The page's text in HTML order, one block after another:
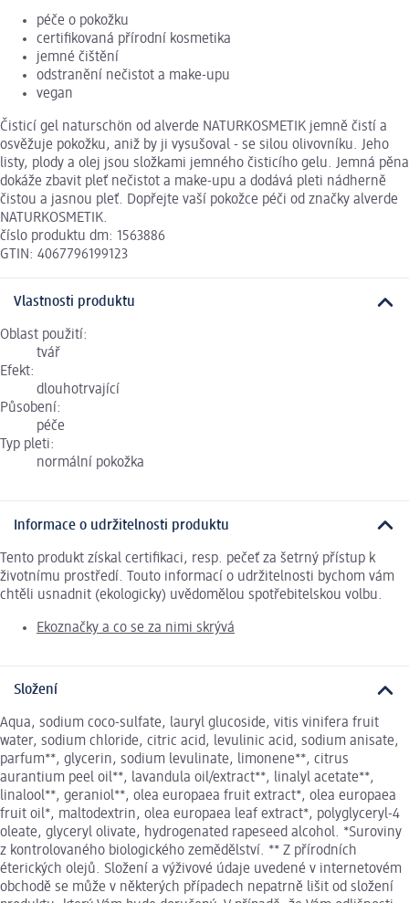
péče o pokožku
certifikovaná přírodní kosmetika
jemné čištění
odstranění nečistot a make-upu
vegan
Čisticí gel naturschön od alverde NATURKOSMETIK jemně čistí a
osvěžuje pokožku, aniž by ji vysušoval - se silou olivovníku. Jeho
listy, plody a olej jsou složkami jemného čisticího gelu. Jemná pěna
dokáže zbavit pleť nečistot a make-upu a dodává pleti nádherně
čistou a jasnou pleť. Dopřejte vaší pokožce péči od značky alverde
NATURKOSMETIK.
číslo produktu dm: 1563886
GTIN: 4067796199123
Vlastnosti produktu
Oblast použití:
tvář
Efekt:
dlouhotrvající
Působení:
péče
Typ pleti:
normální pokožka
Informace o udržitelnosti produktu
Tento produkt získal certifikaci, resp. pečeť za šetrný přístup k
životnímu prostředí. Touto informací o udržitelnosti bychom vám
chtěli usnadnit (ekologicky) uvědomělou spotřebitelskou volbu.
Ekoznačky a co se za nimi skrývá
Složení
Aqua, sodium coco-sulfate, lauryl glucoside, vitis vinifera fruit
water, sodium chloride, citric acid, levulinic acid, sodium anisate,
parfum**, glycerin, sodium levulinate, limonene**, citrus
aurantium peel oil**, lavandula oil/extract**, linalyl acetate**,
linalool**, geraniol**, olea europaea fruit extract*, olea europaea
fruit oil*, maltodextrin, olea europaea leaf extract*, polyglyceryl-4
oleate, glyceryl olivate, hydrogenated rapeseed alcohol. *Suroviny
z kontrolovaného biologického zemědělství. ** Z přírodních
éterických olejů. Složení a výživové údaje uvedené v internetovém
obchodě se může v některých případech nepatrně lišit od složení